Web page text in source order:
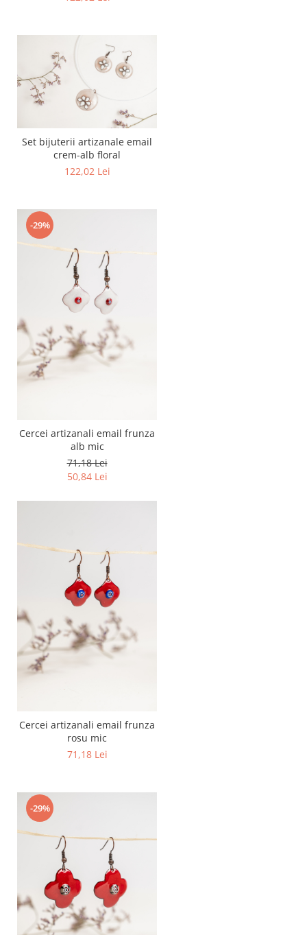
Set bijuterii artizanale email
crem-alb floral
122,02 Lei
-29%
Cercei artizanali email frunza
alb mic
71,18 Lei
50,84 Lei
Cercei artizanali email frunza
rosu mic
71,18 Lei
-29%